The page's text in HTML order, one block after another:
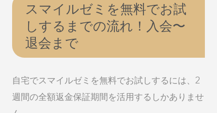
スマイルゼミを無料でお試
しするまでの流れ！入会〜
退会まで
自宅でスマイルゼミを無料でお試しするには、2
週間の全額返金保証期間を活用するしかありませ